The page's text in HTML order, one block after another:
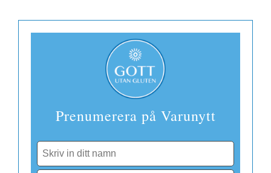
EUR
Prenumerera på Varunytt